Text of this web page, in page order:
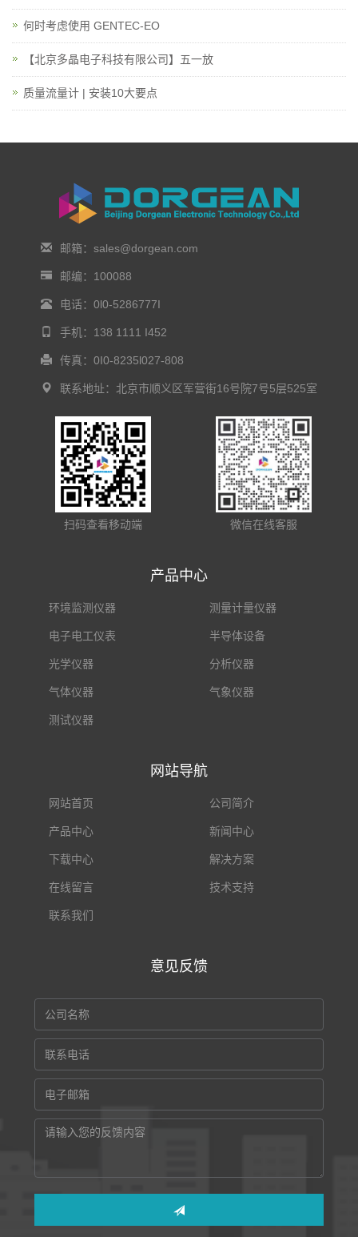
何时考虑使用 GENTEC-EO
【北京多晶电子科技有限公司】五一放
质量流量计 | 安装10大要点
邮箱：sales@dorgean.com
邮编：100088
电话：0l0-5286777I
手机：138 1111 I452
传真：0I0-8235l027-808
联系地址：北京市顺义区军营街16号院7号5层525室
扫码查看移动端 微信在线客服
产品中心
环境监测仪器 测量计量仪器
电子电工仪表 半导体设备
光学仪器 分析仪器
气体仪器 气象仪器
测试仪器
网站导航
网站首页 公司简介
产品中心 新闻中心
下载中心 解决方案
在线留言 技术支持
联系我们
意见反馈